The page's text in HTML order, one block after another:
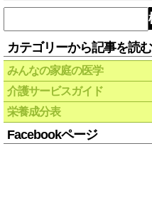
カテゴリーから記事を読む
みんなの家庭の医学
介護サービスガイド
栄養成分表
Facebookページ